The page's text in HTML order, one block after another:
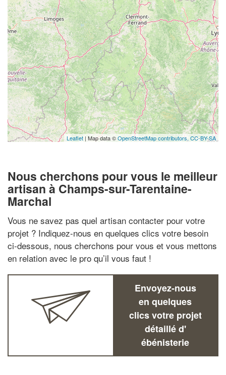
Leaflet | Map data ©OpenStreetMap contributors, CC-BY-SA
Nous cherchons pour vous le meilleur
artisan à Champs-sur-Tarentaine-
Marchal
Vous ne savez pas quel artisan contacter pour votre
projet ? Indiquez-nous en quelques clics votre besoin
ci-dessous, nous cherchons pour vous et vous mettons
en relation avec le pro qu’il vous faut !
Envoyez-nous
en quelques
clics votre projet
détaillé d'
ébénisterie